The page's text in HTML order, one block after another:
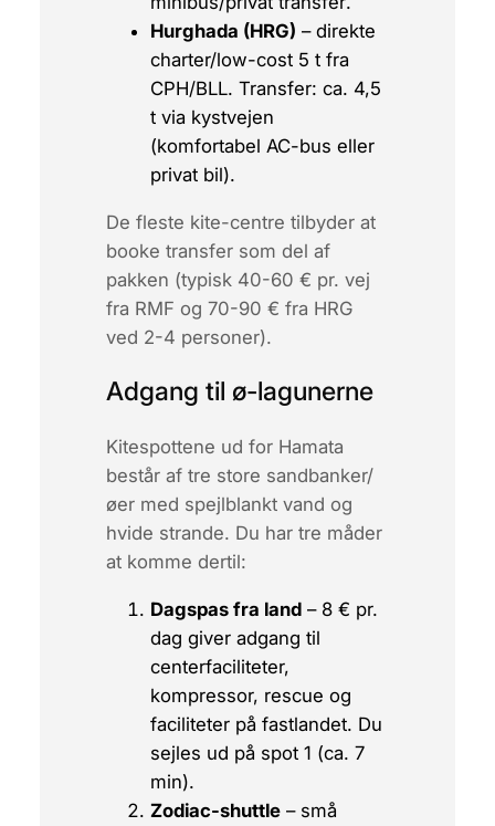
Hurghada (HRG) – direkte
charter/low-cost 5 t fra
CPH/BLL. Transfer: ca. 4,5
tvia kystvejen
(komfortabel AC-bus eller
privat bil).
De fleste kite-centre tilbyder at
booke transfer som del af
pakken (typisk 40-60 € pr. vej
fra RMF og 70-90 € fra HRG
ved 2-4 personer).
Adgang til ø-lagunerne
Kitespottene ud for Hamata
består af tre store sandbanker/
øer med spejlblankt vand og
hvide strande. Du har tre måder
at komme dertil:
Dagspas fra land– 8 € pr.
dag giver adgang til
centerfaciliteter,
kompressor, rescue og
faciliteter på fastlandet. Du
sejles ud på spot 1 (ca. 7
min).
Zodiac-shuttle– små